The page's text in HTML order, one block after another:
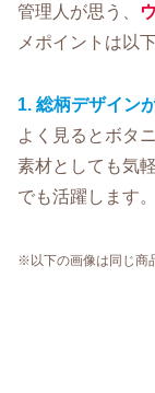
管理人が思う、
メポイントは以
1. 総柄デザイン
よく見るとボタ
素材としても気
でも活躍します。
※以下の画像は同じ商